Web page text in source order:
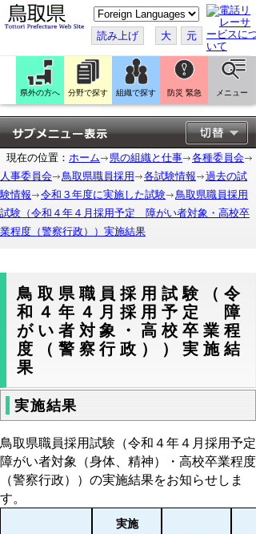
こ
の
ペ
ー
ジ
翻
訳
す
る
読み上げ 大 元
県外の方へ 分野で探す 組織で探す 防災 緊急 メニュー
現在の位置： ホーム 県の組織と仕事
各種委員会
人事委員会
鳥取県職員採用 各試験情報
過去の試
験情報
令和３年度に実施した試験
鳥取県職員採用
試験（令和４年４月採用予定 障がい者対象・高校卒
業程度（警察行政））実施結果
鳥取県職員採用試験（令
和４年４月採用予定 障
がい者対象・高校卒業程
度（警察行政））実施結
果
実施結果
鳥取県職員採用試験（令和４年４月採用予定
障がい者対象（身体、精神）・高校卒業程度
（警察行政））の実施結果をお知らせしま
す。
実施